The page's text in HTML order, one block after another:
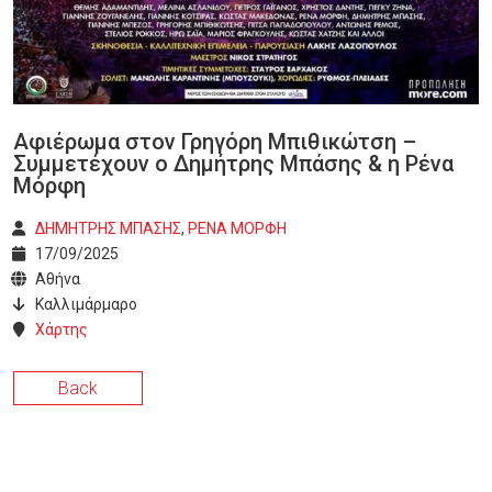
Αφιέρωμα στον Γρηγόρη Μπιθικώτση –
Συμμετέχουν ο Δημήτρης Μπάσης & η Ρένα
Μόρφη
ΔΗΜΗΤΡΗΣ ΜΠΑΣΗΣ, ΡΕΝΑ ΜΟΡΦΗ
17/09/2025
Αθήνα
Καλλιμάρμαρο
Χάρτης
Back